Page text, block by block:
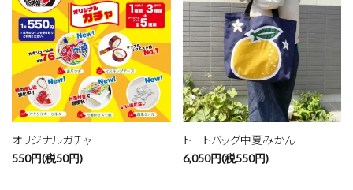
オリジナルガチャ
550円(税50円)
トートバッグ中夏みかん
6,050円(税550円)